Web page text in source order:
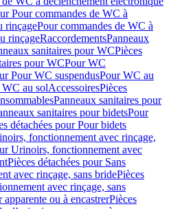
Pour commandes de WC à
rinçagePour commandes de WC à
rinçageRaccordementsPanneaux
sanitaires pour WCPièces
pour WCPour WC
Pour WC suspendusPour WC au
WC au solAccessoiresPièces
Panneaux sanitaires pour
sanitaires pour bidetsPour
détachées pour Pour bidets
fonctionnement avec rinçage,
Urinoirs, fonctionnement avec
Pièces détachées pour Sans
avec rinçage, sans bridePièces
avec rinçage, sans
ou à encastrerPièces